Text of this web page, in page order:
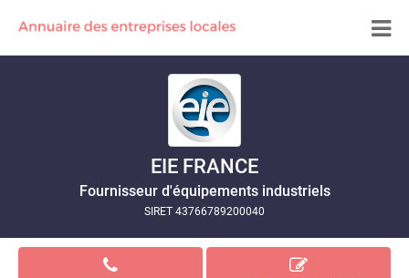
EIE FRANCE
Fournisseur d'équipements industriels
SIRET 43766789200040